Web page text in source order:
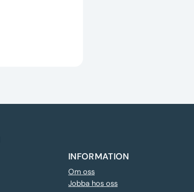
INFORMATION
Om oss
Jobba hos oss